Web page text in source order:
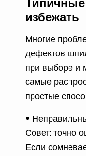
избежать
Многие
дефектов
при выборе и
самые
простые
Совет: точно
Если